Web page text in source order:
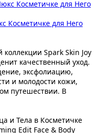
Косметичке для Него
Spark Skin Joy
качественный уход.
эксфолиацию,
и молодости кожи,
путешествии. В
и Тела в Косметичке
Edit Face & Body